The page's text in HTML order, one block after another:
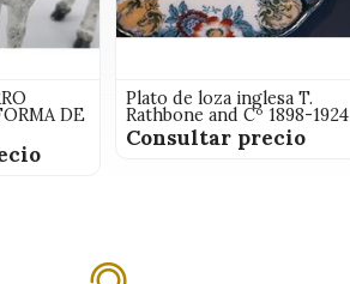
DE
Plato de loza inglesa T.
Rathbone and Cº 1898-1924
Consultar precio